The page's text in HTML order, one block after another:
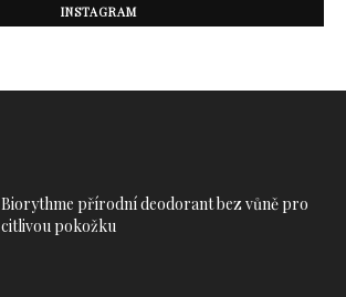
INSTAGRAM
Biorythme přírodní deodorant bez vůně pro
citlivou pokožku